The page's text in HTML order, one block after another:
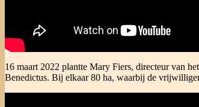
16 maart 2022 plantte Mary Fiers, directeur van
Benedictus. Bij elkaar 80 ha, waarbij de